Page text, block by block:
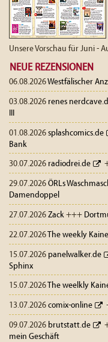
Unsere Vorschau für Juni -
NEUE REZENSIONEN
06.08.2026Westfälischer
03.08.2026 renes
01.08.2026 splashcomics.de
Bank
30.07.2026 radiodrei.de
29.07.2026 ÖRLs
Damendoppel
27.07.2026 Zack +++
22.07.2026 The weekly
15.07.2026 panelwalker.de
Sphinx
15.07.2026 The weelkly
13.07.2026 comix-online
09.07.2026 brutstatt.de
mein Geschäft